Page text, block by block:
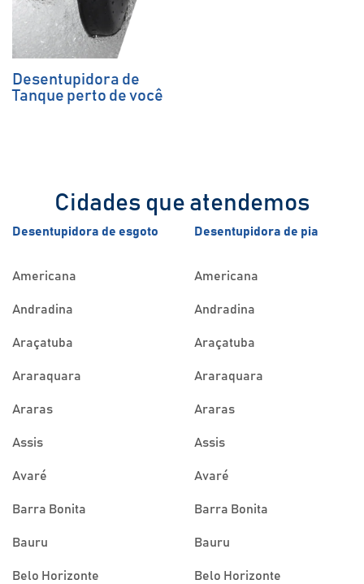
Desentupidora de
Tanque perto de você
Cidades que atendemos
Desentupidora de esgoto
Americana
Andradina
Araçatuba
Araraquara
Araras
Assis
Avaré
Barra Bonita
Bauru
Belo Horizonte
Desentupidora de pia
Americana
Andradina
Araçatuba
Araraquara
Araras
Assis
Avaré
Barra Bonita
Bauru
Belo Horizonte